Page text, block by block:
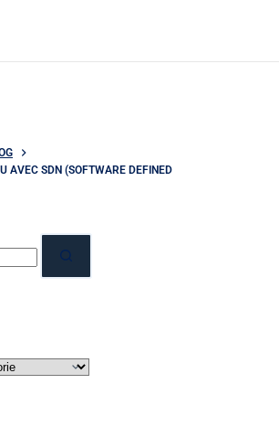
AVEC SDN (SOFTWARE DEFINED